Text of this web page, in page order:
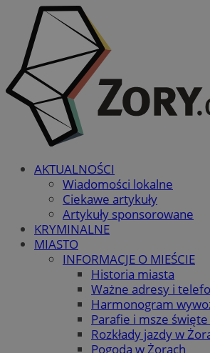
AKTUALNOŚCI
Wiadomości lokalne
Ciekawe artykuły
Artykuły sponsorowane
KRYMINALNE
MIASTO
INFORMACJE O MIEŚCIE
Historia miasta
Ważne adresy i
Harmonogram
Parafie i msze
Rozkłady jazdy w
Pogoda w Żorach